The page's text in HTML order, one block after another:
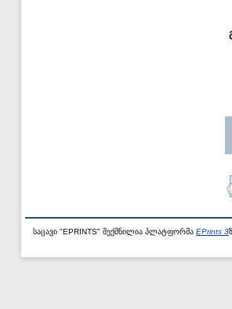
საცავი "EPRINTS" შექმნილია პლატფორმა EPrints 3